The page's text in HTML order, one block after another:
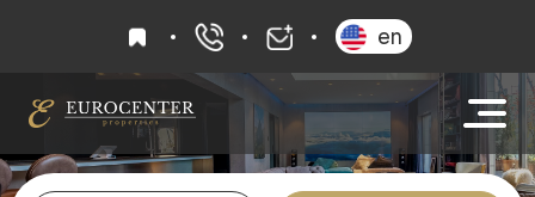
kedvencek+36 20 919 0005
en